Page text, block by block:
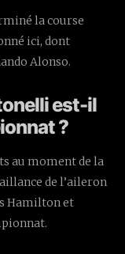
la course
ici, dont
Alonso.
est-il
?
au moment de la
de l’aileron
Hamilton et